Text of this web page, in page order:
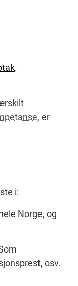
.
, er
i:
Norge, og
osv.